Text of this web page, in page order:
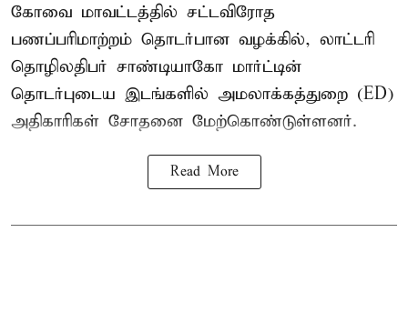
கோவை மாவட்டத்தில் சட்டவிரோத
பணப்பரிமாற்றம் தொடர்பான வழக்கில், லாட்டரி
தொழிலதிபர் சாண்டியாகோ மார்ட்டின்
தொடர்புடைய இடங்களில் அமலாக்கத்துறை (ED)
அதிகாரிகள் சோதனை மேற்கொண்டுள்ளனர்.
Read More